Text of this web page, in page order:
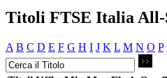
Titoli FTSE Italia All-
A B C D E F G H I J K L M N O P